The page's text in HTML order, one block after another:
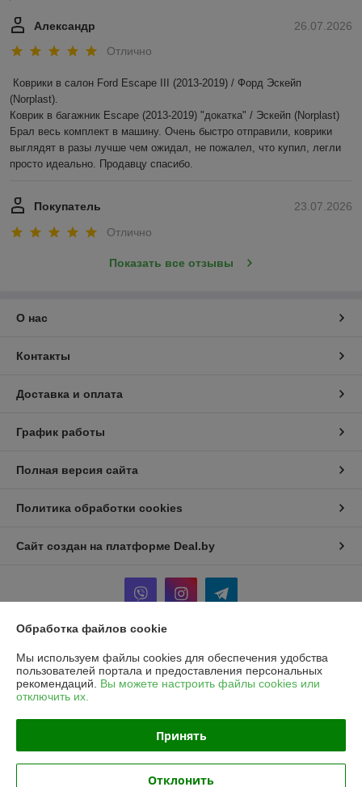
26.07.2026
Александр
Отлично
Коврики в салон Ford Escape III (2013-2019) / Форд Эскейп
(Norplast).
Коврик в багажник Escape (2013-2019) "докатка" / Эскейп (Norplast)
Брал весь комплект в машину. Очень быстро отправили, коврики
выглядят в разы лучше чем ожидал, не пожалел, что купил, легли
просто идеально. Продавцу спасибо.
23.07.2026
Покупатель
Отлично
Показать все отзывы
О нас
Контакты
Доставка и оплата
График работы
Полная версия сайта
Политика обработки cookies
Сайт создан на платформе Deal.by
Информация для покупателя
Юридическое лицо: Частное унитарное предприятие «Рапидита»
220140, г. Минск, ул. Лещинского, 14А, пом. 342
Регистрационный орган: Минский горисполком
Обработка файлов cookie
Мы используем файлы cookies для обеспечения удобства
пользователей портала и предоставления персональных
рекомендаций. Вы можете настроить файлы cookies или
отключить их.
Принять
Отклонить